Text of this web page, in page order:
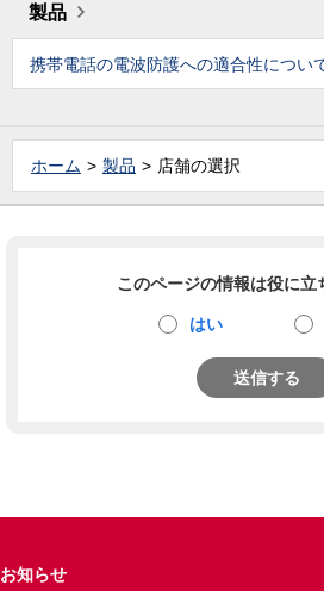
製品
携帯電話の電波防護への適合性につい
ホーム 製品 店舗の選択
このページの情報は役に立
はい
送信する
お知らせ